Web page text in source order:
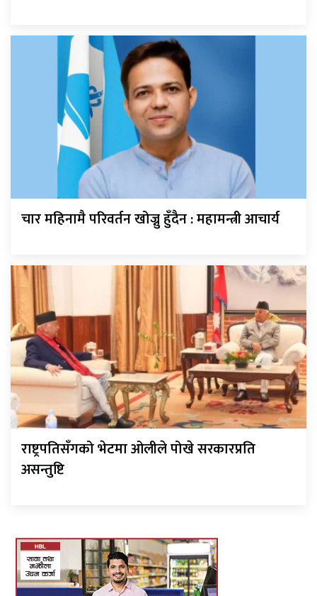
चार महिनामै परिवर्तन खोज्नु हुँदैन : महामन्त्री आचार्य
राष्ट्रपतिसँगको भेटमा ओलीले पोखे सरकारप्रति
असन्तुष्टि